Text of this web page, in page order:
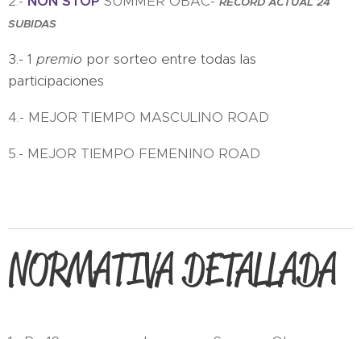
SUBIDAS
3.- 1 premio por sorteo entre todas las
participaciones
4.- MEJOR TIEMPO MASCULINO ROAD
5.- MEJOR TIEMPO FEMENINO ROAD
NORMATIVA DETALLADA